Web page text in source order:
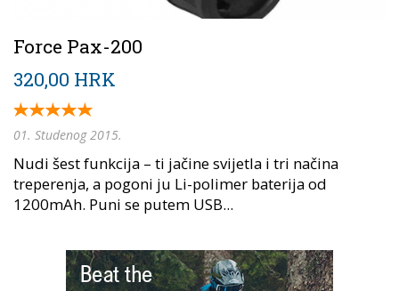
Force Pax-200
320,00 HRK
01. Studenog 2015.
Nudi šest funkcija – ti jačine svijetla i tri načina
treperenja, a pogoni ju Li-polimer baterija od
1200mAh. Puni se putem USB...